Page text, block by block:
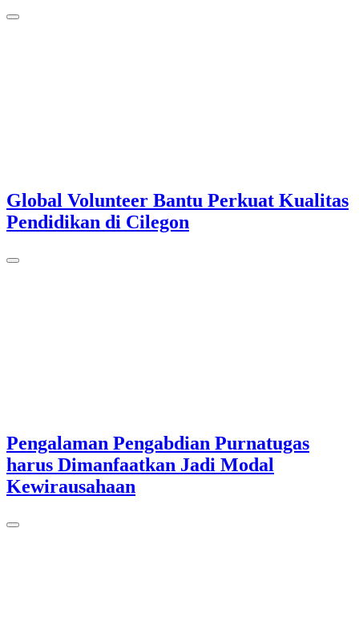
Global Volunteer Bantu Perkuat Kualitas
Pendidikan di Cilegon
Pengalaman Pengabdian Purnatugas
harus Dimanfaatkan Jadi Modal
Kewirausahaan